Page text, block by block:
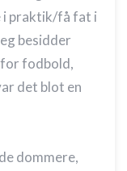
i praktik/få fat i
besidder
for fodbold,
det blot en
dommere,